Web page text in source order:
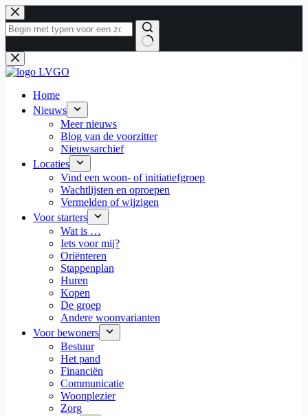
Ga
naar
de
Geen
resultaten
Home
Nieuws
Meer nieuws
Blog van de voorzitter
Nieuwsarchief
Locaties
Vind een woon- of initiatiefgroep
Wachtlijsten en oproepen
Vermelden of wijzigen
Voor starters
Wat is …
Iets voor mij?
Oriënteren
Stappenplan
Huren
Kopen
De groep
Andere woonvarianten
Voor bewoners
Bestuur
Het pand
Financiën
Communicatie
Woonplezier
Zorg